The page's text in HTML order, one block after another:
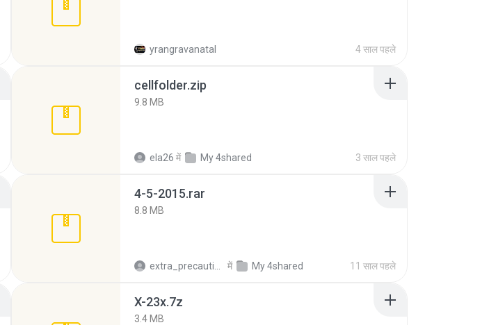
yrangravanatal 4 साल पहले
cellfolder.zip
9.8 MB
ela26 में My 4shared 3 साल पहले
4-5-2015.rar
8.8 MB
में My 4shared 11 साल पहले
X-23x.7z
3.4 MB